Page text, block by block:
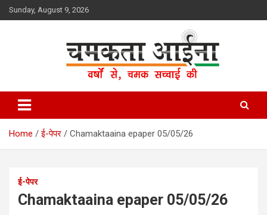
Skip
to
Sunday, August 9, 2026
Chamakta Aina
Home ई-पेपर Chamaktaaina epaper 05/05/26
ई-पेपर
Chamaktaaina epaper 05/05/26